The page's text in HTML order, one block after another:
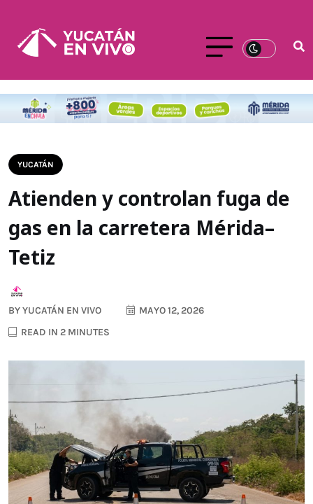
YUCATÁN
Atienden y controlan fuga de
gas en la carretera Mérida–
Tetiz
BYYUCATÁN EN VIVO
MAYO 12, 2026
READ IN 2 MINUTES